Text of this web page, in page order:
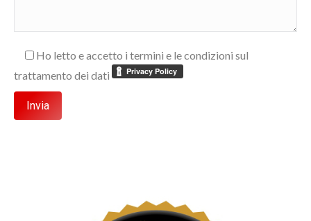
Ho letto e accetto i termini e le condizioni sul
trattamento dei dati